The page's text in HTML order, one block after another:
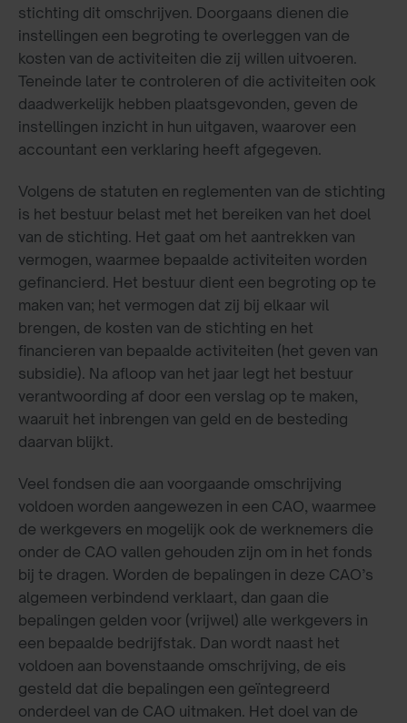
stichting dit omschrijven. Doorgaans dienen die
instellingen een begroting te overleggen van de
kosten van de activiteiten die zij willen uitvoeren.
Teneinde later te controleren of die activiteiten ook
daadwerkelijk hebben plaatsgevonden, geven de
instellingen inzicht in hun uitgaven, waarover een
accountant een verklaring heeft afgegeven.
Volgens de statuten en reglementen van de stichting
is het bestuur belast met het bereiken van het doel
van de stichting. Het gaat om het aantrekken van
vermogen, waarmee bepaalde activiteiten worden
gefinancierd. Het bestuur dient een begroting op te
maken van; het vermogen dat zij bij elkaar wil
brengen, de kosten van de stichting en het
financieren van bepaalde activiteiten (het geven van
subsidie). Na afloop van het jaar legt het bestuur
verantwoording af door een verslag op te maken,
waaruit het inbrengen van geld en de besteding
daarvan blijkt.
Veel fondsen die aan voorgaande omschrijving
voldoen worden aangewezen in een CAO, waarmee
de werkgevers en mogelijk ook de werknemers die
onder de CAO vallen gehouden zijn om in het fonds
bij te dragen. Worden de bepalingen in deze CAO’s
algemeen verbindend verklaart, dan gaan die
bepalingen gelden voor (vrijwel) alle werkgevers in
een bepaalde bedrijfstak. Dan wordt naast het
voldoen aan bovenstaande omschrijving, de eis
gesteld dat die bepalingen een geïntegreerd
onderdeel van de CAO uitmaken. Het doel van de